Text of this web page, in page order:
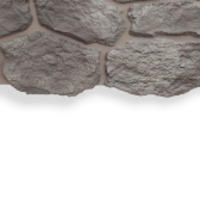
отделка